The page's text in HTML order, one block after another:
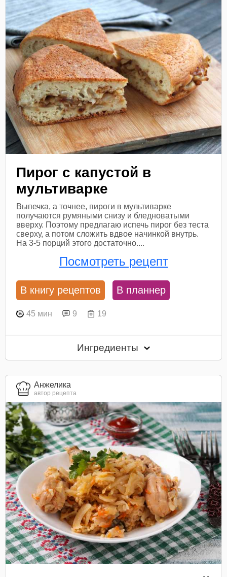
Пирог с капустой в
мультиварке
Выпечка, а точнее, пироги в мультиварке
получаются румяными снизу и бледноватыми
вверху. Поэтому предлагаю испечь пирог без теста
сверху, а потом сложить вдвое начинкой внутрь.
На 3-5 порций этого достаточно....
Посмотреть рецепт
В книгу рецептов В планнер
45 мин 9 19
Ингредиенты
Анжелика
автор рецепта